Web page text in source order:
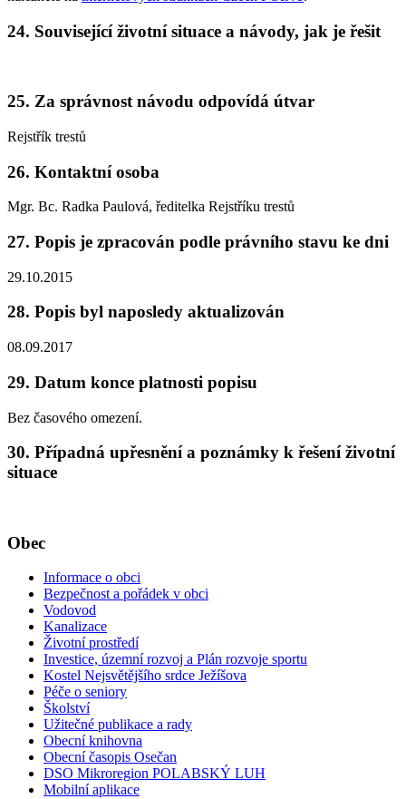
24. Související životní situace a návody, jak je řešit
25. Za správnost návodu odpovídá útvar
Rejstřík trestů
26. Kontaktní osoba
Mgr. Bc. Radka Paulová, ředitelka Rejstříku trestů
27. Popis je zpracován podle právního stavu ke dni
29.10.2015
28. Popis byl naposledy aktualizován
08.09.2017
29. Datum konce platnosti popisu
Bez časového omezení.
30. Případná upřesnění a poznámky k řešení životní
situace
Obec
Informace o obci
Bezpečnost a pořádek v obci
Vodovod
Kanalizace
Životní prostředí
Investice, územní rozvoj a Plán rozvoje sportu
Kostel Nejsvětějšího srdce Ježíšova
Péče o seniory
Školství
Užitečné publikace a rady
Obecní knihovna
Obecní časopis Osečan
DSO Mikroregion POLABSKÝ LUH
Mobilní aplikace